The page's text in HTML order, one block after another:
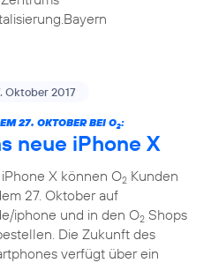
Oktober 2017
27. OKTOBER BEI O2:
neue iPhone X
iPhone X können O2Kunden
27. Oktober auf
iphone und in den O2Shops
Die Zukunft des
verfügt über ein